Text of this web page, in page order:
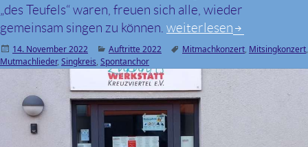
„des Teufels“ waren, freuen sich alle, wieder
gemeinsam singen zu können. 13. November 2022,
weiterlesen
Veröffentlicht
am
14. November 2022 Kategorien
Auftritte 2022 Schlagwörter
Mitmachkonzert, Mitsingkonzert,
Mutmachlieder, Singkreis, Spontanchor